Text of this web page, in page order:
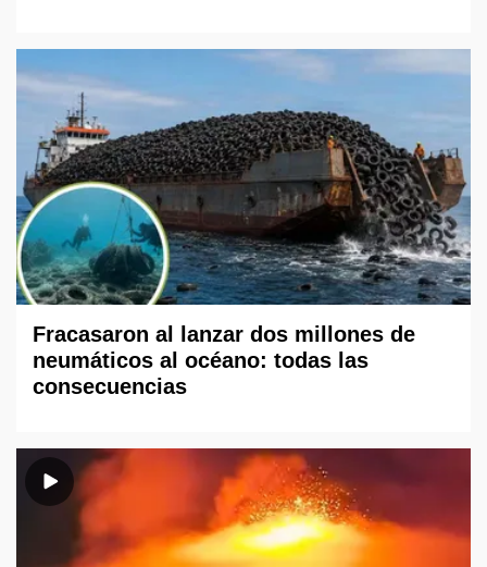
Fracasaron al lanzar dos millones de
neumáticos al océano: todas las
consecuencias